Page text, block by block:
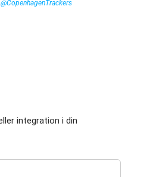
@CopenhagenTrackers